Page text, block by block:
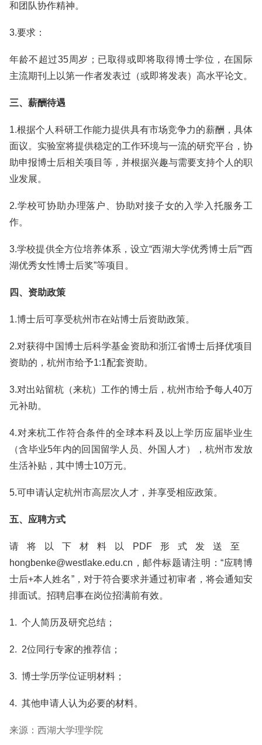
和团队协作精神。
3.要求：
年龄不超过35周岁；已取得或即将取得博士学位，在国际
主流期刊上以第一作者发表过（或即将发表）高水平论文。
三、薪酬待遇
1.根据个人科研工作能力提供具有市场竞争力的薪酬，具体
面议。实验室将提供稳定的工作环境与一流的研究平台，协
助申报博士后相关项目等，并根据兴趣与需要支持个人的职
业发展。
2.学校可协助办理落户、协助对接子女的入学入托服务工
作。
3.学校提供全方位培养体系，设立“西湖大学优秀博士后”“西
湖优秀女性博士后奖”等项目。
四、资助政策
1.博士后可享受杭州市在站博士后资助政策。
2.对获得中国博士后科学基金资助和浙江省博士后择优项目
资助的，杭州市给予1:1配套资助。
3.对出站留杭（来杭）工作的博士后，杭州市给予每人40万
元补助。
4.对来杭工作符合条件的全球本科及以上学历应届毕业生
（含毕业5年内的回国留学人员、外国人才），杭州市发放
生活补贴，其中博士10万元。
5.可申请认定杭州市高层次人才，并享受相应政策。
五、应聘方式
请将以下材料以PDF形式发送至
hongbenke@westlake.edu.cn，邮件标题请注明：“应聘博
士后+本人姓名”，对于符合要求并通过初审者，将会通知安
排面试。招聘启事在岗位招满前有效。
1. 个人简历及研究总结；
2. 2位同行专家的推荐信；
3. 博士学历学位证明材料；
4. 其他申请人认为必要的材料。
来源：西湖大学理学院